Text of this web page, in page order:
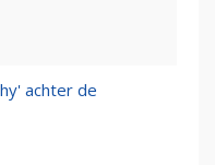
achter de